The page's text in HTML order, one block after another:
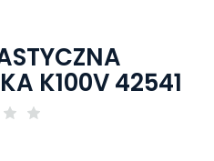
K100V 42541